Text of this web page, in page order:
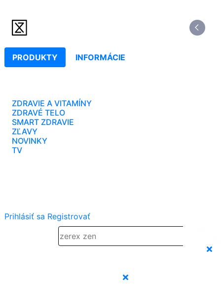
PRODUKTY INFORMÁCIE
ZDRAVIE A VITAMÍNY
ZDRAVÉ TELO
SMART ZDRAVIE
ZĽAVY
NOVINKY
TV
Prihlásiť sa Registrovať